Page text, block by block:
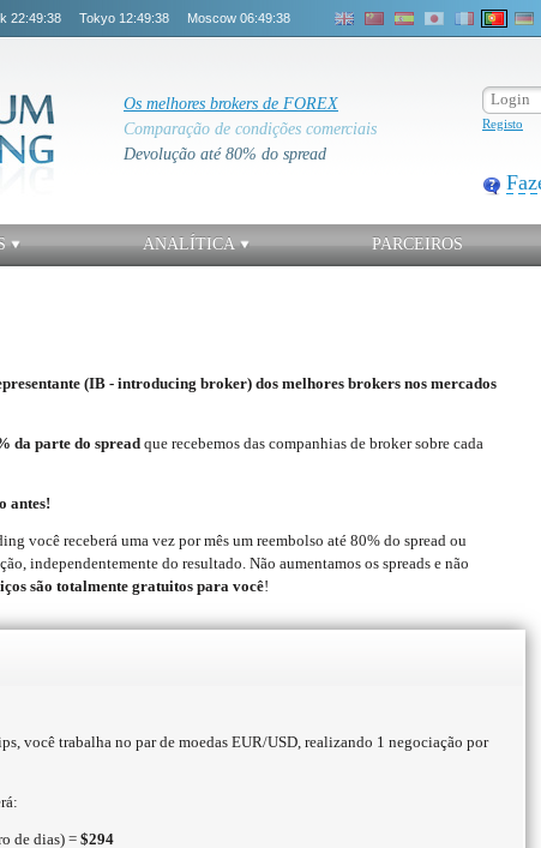
22:49:38 Tokyo 12:49:38 Moscow 06:49:38
Os melhores brokers de FOREX
Comparação de condições comerciais
Devolução até 80% do spread
Registo
ANALÍTICA PARCEIROS
(IB - introducing broker) dos melhores brokers nos mercados
da parte do spread que recebemos das companhias de broker sobre cada
antes!
você receberá uma vez por mês um reembolso até 80% do spread ou
independentemente do resultado. Não aumentamos os spreads e não
são totalmente gratuitos para você!
você trabalha no par de moedas EUR/USD, realizando 1 negociação por
de dias) = $294